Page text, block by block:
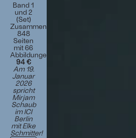
Band 1
und 2
(Set)
Zusammen
848
Seiten
mit 66
Abbildungen
94 €
Am 19.
Januar
2026
spricht
Mirjam
Schaub
imICI
Berlin
mit Elke
Schmitter!